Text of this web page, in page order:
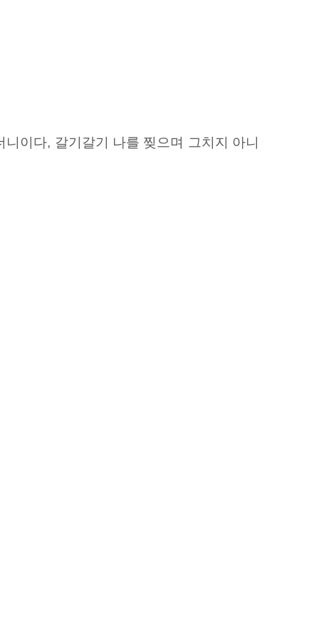
이다, 갈기갈기 나를 찢으며 그치지 아니